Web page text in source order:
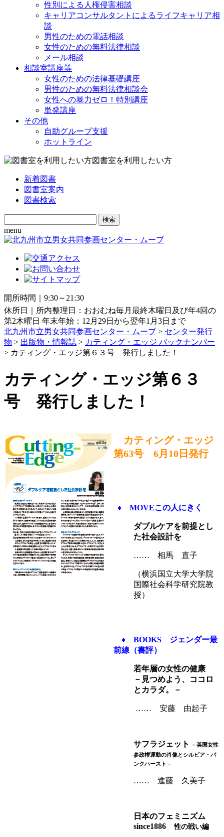
性別による人権侵害相談
キャリアコンサルタントによるライフキャリア相
談
男性のための電話相談
女性のための無料法律相談
メール相談
相談室講座等
女性のための法律基礎講座
男性のための無料法律相談会
女性への暴力ゼロ！特別講座
単発講座
その他
自助グループ支援
ホットライン
図書室を利用したい方
新着図書
図書室案内
図書検索
Search
for:
menu
開所時間｜9:30～21:30
休所日｜所内整理日：おおむね毎月最終木曜日及び年4回の
第2木曜日 年末年始：12月29日から翌年1月3日まで
北九州市立男女共同参画センター・ムーブ > センター発行
物 > 出版物・情報誌 > カティング・エッジ バックナンバー
> カティング・エッジ第６３号 発行しました！
カティング・エッジ第６３
号 発行しました！
カティング・エッジ
第63号 6月10日発行
♦ MOVEこの人にきく
ダブルケアを前提とし
た社会設計を
…… 相馬 直子
（横浜国立大学大学院
国際社会科学研究院教
授）
♦ BOOKS ジェンダー最
前線（書評）
若年層の女性の健康
－見つめよう、ココロ
とカラダ。－
…… 安藤 由起子
サフラジェット
－英国女性
参政権運動の肖像とシルビア・パ
ンクハースト－
…… 進藤 久美子
日本のフェミニズム
since1886性の戦い編